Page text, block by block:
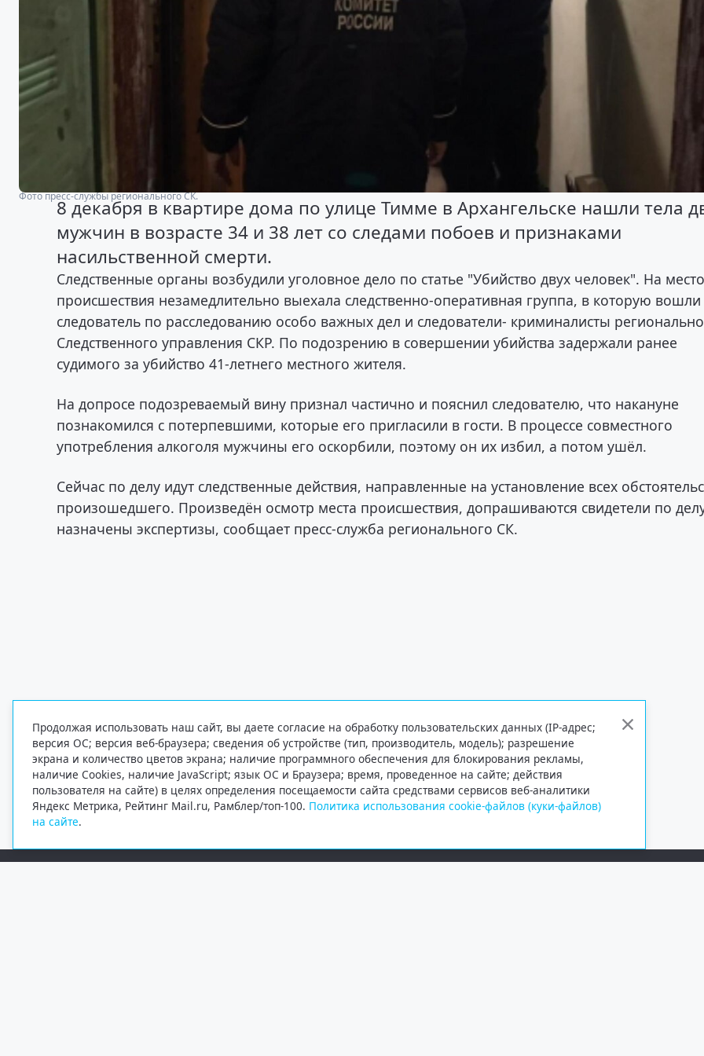
Фото пресс-службы регионального СК.
8 декабря в квартире дома по улице Тимме в Архангельске нашли тела
мужчин в возрасте 34 и 38 лет со следами побоев и признаками
насильственной смерти.
Следственные органы возбудили уголовное дело по статье "Убийство двух человек". На
происшествия незамедлительно выехала следственно-оперативная группа, в которую вошли
следователь по расследованию особо важных дел и следователи- криминалисты
Следственного управления СКР. По подозрению в совершении убийства задержали ранее
судимого за убийство 41-летнего местного жителя.
На допросе подозреваемый вину признал частично и пояснил следователю, что накануне
познакомился с потерпевшими, которые его пригласили в гости. В процессе совместного
употребления алкоголя мужчины его оскорбили, поэтому он их избил, а потом ушёл.
Сейчас по делу идут следственные действия, направленные на установление всех
произошедшего. Произведён осмотр места происшествия, допрашиваются свидетели по
назначены экспертизы, сообщает пресс-служба регионального СК.
Продолжая использовать наш сайт, вы даете согласие на обработку пользовательских данных (IP-адрес;
версия ОС; версия веб-браузера; сведения об устройстве (тип, производитель, модель); разрешение
экрана и количество цветов экрана; наличие программного обеспечения для блокирования рекламы,
наличие Cookies, наличие JavaScript; язык ОС и Браузера; время, проведенное на сайте; действия
пользователя на сайте) в целях определения посещаемости сайта средствами сервисов веб-аналитики
Яндекс Метрика, Рейтинг Mail.ru, Рамблер/топ-100. Политика использования cookie-файлов (куки-файлов)
на сайте.